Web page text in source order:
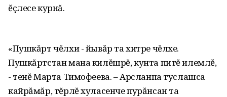
ĕçлесе курнă.
«Пушкăрт чĕлхи - йывăр та хитре чĕлхе.
Пушкăртстан мана килĕшрĕ, кунта питĕ илемлĕ,
- тенĕ Марта Тимофеева. – Арсланпа туслашса
кайрăмăр, тĕрлĕ хуласенче пурăнсан та